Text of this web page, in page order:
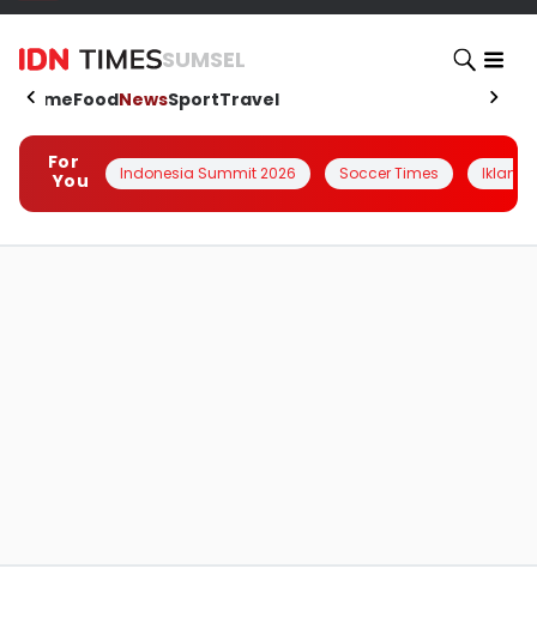
SUMSEL
HomeFoodNewsSportTravel
For
You
Indonesia Summit 2026 Soccer Times Iklanin